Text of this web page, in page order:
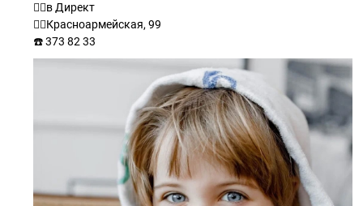
👉🏼в Директ
👉🏼Красноармейская, 99
☎️ 373 82 33